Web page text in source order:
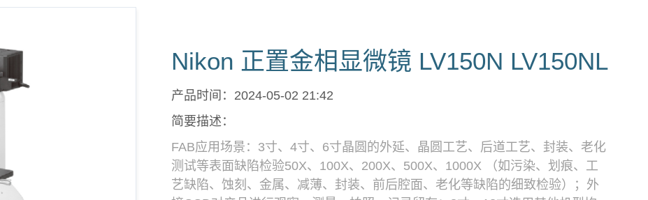
Nikon 正置金相显微镜 LV150N LV150NL
产品时间：2024-05-02 21:42
简要描述：
FAB应用场景：3寸、4寸、6寸晶圆的外延、晶圆工艺、后道工艺、封装、老化
测试等表面缺陷检验50X、100X、200X、500X、1000X （如污染、划痕、工
艺缺陷、蚀刻、金属、减薄、封装、前后腔面、老化等缺陷的细致检验）；外